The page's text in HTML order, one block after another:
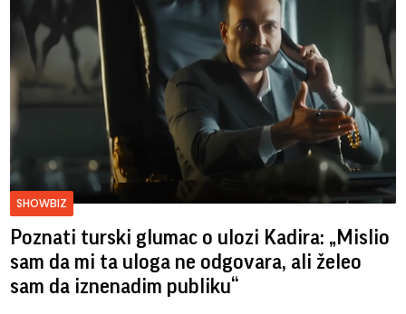
SHOWBIZ
Poznati turski glumac o ulozi Kadira: „Mislio
sam da mi ta uloga ne odgovara, ali želeo
sam da iznenadim publiku“